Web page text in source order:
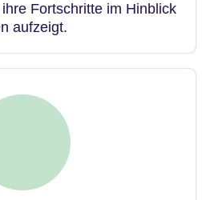
Fortschritte im Hinblick
aufzeigt.